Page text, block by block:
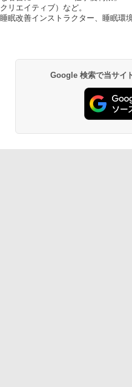
クリエイティブ）など。
睡眠改善インストラクター、睡眠環
Google 検索で当サイ